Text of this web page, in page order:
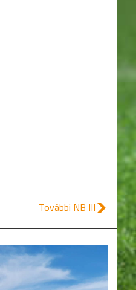
További NB III